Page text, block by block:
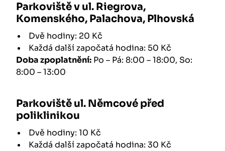
Parkoviště v ul. Riegrova,
Komenského, Palachova, Plhovská
Dvě hodiny: 20 Kč
Každá další započatá hodina: 50 Kč
Doba zpoplatnění: Po – Pá: 8:00 – 18:00, So:
8:00 – 13:00
Parkoviště ul. Němcové před
poliklinikou
Dvě hodiny: 10 Kč
Každá další započatá hodina: 30 Kč